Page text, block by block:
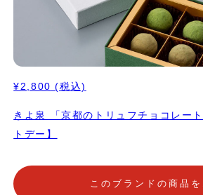
¥2,800 (税込)
きよ泉 「京都のトリュフチョコレー
トデー】
このブランドの商品を